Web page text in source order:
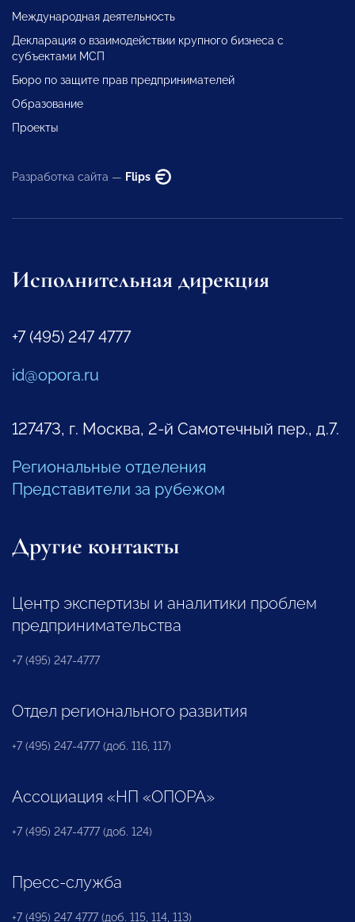
Международная деятельность
Декларация о взаимодействии крупного бизнеса с
субъектами МСП
Бюро по защите прав предпринимателей
Образование
Проекты
Разработка сайта — Flips
Исполнительная дирекция
+7 (495) 247 4777
id@opora.ru
127473, г. Москва, 2-й Самотечный пер., д.7.
Региональные отделения
Представители за рубежом
Другие контакты
Центр экспертизы и аналитики проблем
предпринимательства
+7 (495) 247-4777
Отдел регионального развития
+7 (495) 247-4777 (доб. 116, 117)
Ассоциация «НП «ОПОРА»
+7 (495) 247-4777 (доб. 124)
Пресс-служба
+7 (495) 247 4777 (доб. 115, 114, 113)